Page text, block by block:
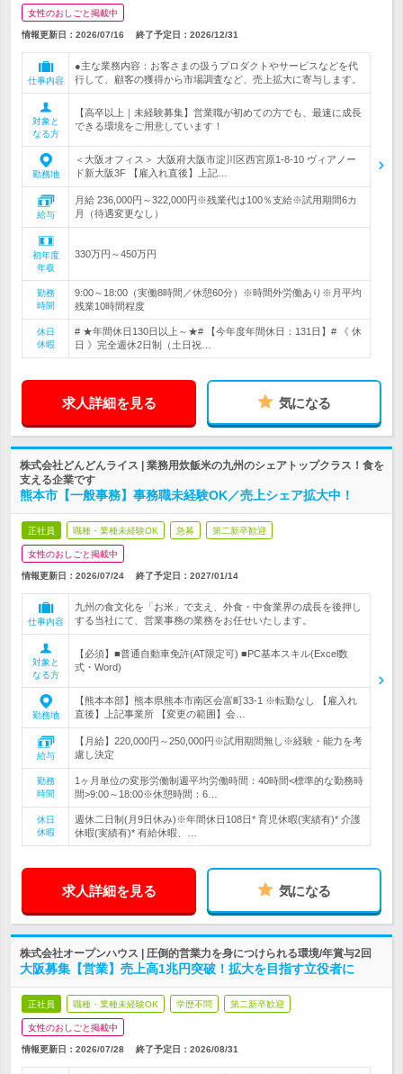
女性のおしごと掲載中
情報更新日：2026/07/16 終了予定日： 2026/12/31
仕事内容
●主な業務内容：お客さまの扱うプロダクトやサービスなどを代
行して、顧客の獲得から市場調査など、売上拡大に寄与します。
対象と
なる方
【高卒以上｜未経験募集】営業職が初めての方でも、最速に成長
できる環境をご用意しています！
勤務地
＜大阪オフィス＞ 大阪府大阪市淀川区西宮原1-8-10 ヴィアノー
ド新大阪3F 【雇入れ直後】上記…
給与
月給 236,000円～322,000円※残業代は100％支給※試用期間6カ
月（待遇変更なし）
初年度
年収
330万円～450万円
勤務
時間
9:00～18:00（実働8時間／休憩60分）※時間外労働あり※月平均
残業10時間程度
休日
休暇
# ★年間休日130日以上～★# 【今年度年間休日：131日】# 《 休
日 》完全週休2日制（土日祝…
求人詳細を見る 気になる
株式会社どんどんライス | 業務用炊飯米の九州のシェアトップクラス！食を
支える企業です
熊本市【一般事務】事務職未経験OK／売上シェア拡大中！
正社員 職種・業種未経験OK 急募 第二新卒歓迎
女性のおしごと掲載中
情報更新日：2026/07/24 終了予定日： 2027/01/14
仕事内容
九州の食文化を「お米」で支え、外食・中食業界の成長を後押し
する当社にて、営業事務の業務をお任せいたします。
対象と
なる方
【必須】■普通自動車免許(AT限定可) ■PC基本スキル(Excel数
式・Word)
勤務地
【熊本本部】熊本県熊本市南区会富町33-1 ※転勤なし 【雇入れ
直後】上記事業所 【変更の範囲】会…
給与
【月給】220,000円～250,000円※試用期間無し※経験・能力を考
慮し決定
勤務
時間
1ヶ月単位の変形労働制週平均労働時間：40時間<標準的な勤務時
間>9:00～18:00※休憩時間：6…
休日
休暇
週休二日制(月9日休み)※年間休日108日* 育児休暇(実績有)* 介護
休暇(実績有)* 有給休暇、…
求人詳細を見る 気になる
株式会社オープンハウス | 圧倒的営業力を身につけられる環境/年賞与2回
大阪募集【営業】売上高1兆円突破！拡大を目指す立役者に
正社員 職種・業種未経験OK 学歴不問 第二新卒歓迎
女性のおしごと掲載中
情報更新日：2026/07/28 終了予定日： 2026/08/31